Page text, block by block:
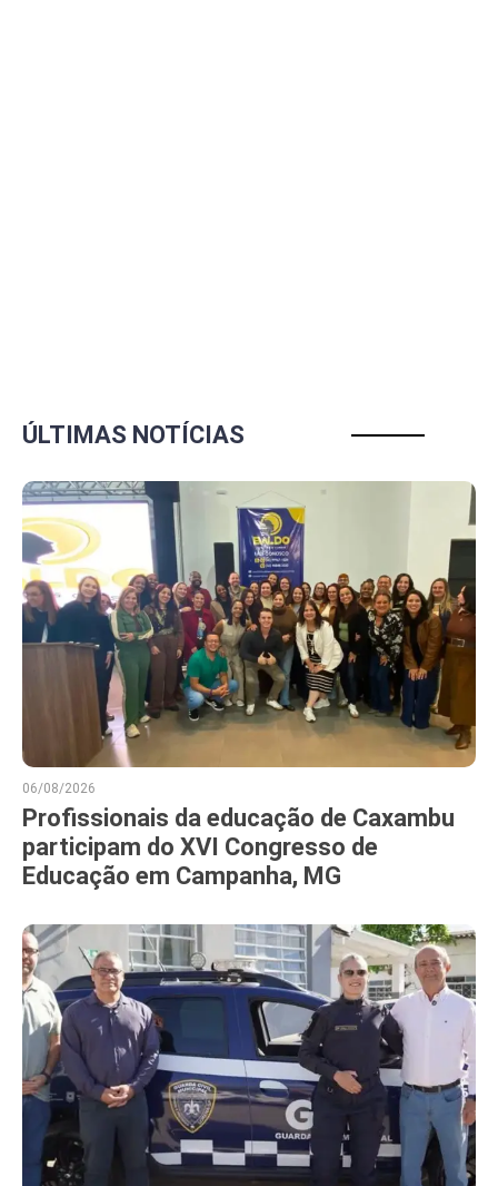
ÚLTIMAS NOTÍCIAS
06/08/2026
Profissionais da educação de Caxambu
participam do XVI Congresso de
Educação em Campanha, MG